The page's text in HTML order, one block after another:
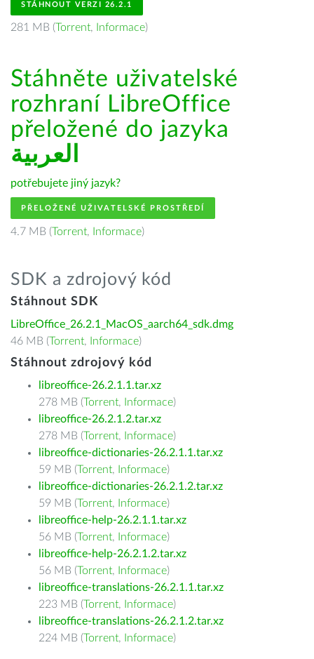
STÁHNOUT VERZI 26.2.1
281 MB (Torrent, Informace)
Stáhněte uživatelské
rozhraní LibreOffice
přeložené do jazyka
العربية
potřebujete jiný jazyk?
PŘELOŽENÉ UŽIVATELSKÉ PROSTŘEDÍ
4.7 MB (Torrent, Informace)
SDK a zdrojový kód
Stáhnout SDK
LibreOffice_26.2.1_MacOS_aarch64_sdk.dmg
46 MB (Torrent, Informace)
Stáhnout zdrojový kód
libreoffice-26.2.1.1.tar.xz
278 MB (Torrent, Informace)
libreoffice-26.2.1.2.tar.xz
278 MB (Torrent, Informace)
libreoffice-dictionaries-26.2.1.1.tar.xz
59 MB (Torrent, Informace)
libreoffice-dictionaries-26.2.1.2.tar.xz
59 MB (Torrent, Informace)
libreoffice-help-26.2.1.1.tar.xz
56 MB (Torrent, Informace)
libreoffice-help-26.2.1.2.tar.xz
56 MB (Torrent, Informace)
libreoffice-translations-26.2.1.1.tar.xz
223 MB (Torrent, Informace)
libreoffice-translations-26.2.1.2.tar.xz
224 MB (Torrent, Informace)